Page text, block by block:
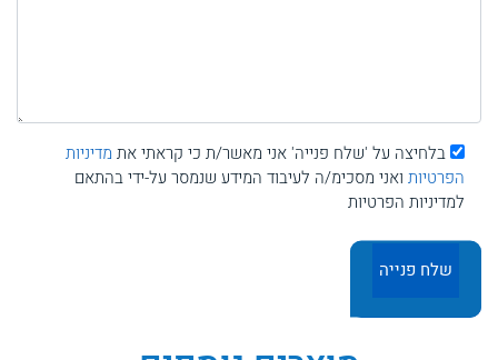
בלחיצה על 'שלח פנייה' אני מאשר/ת כי קראתי את מדיניות
הפרטיות ואני מסכימ/ה לעיבוד המידע שנמסר על-ידי בהתאם
למדיניות הפרטיות